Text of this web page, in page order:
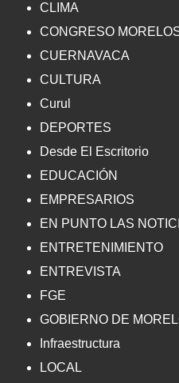
CLIMA
CONGRESO
CUERNAVACA
CULTURA
Curul
DEPORTES
Desde El Escritorio
EDUCACIÓN
EMPRESARIOS
EN PUNTO LAS
ENTRETENIMIENTO
ENTREVISTA
FGE
GOBIERNO DE
Infraestructura
LOCAL